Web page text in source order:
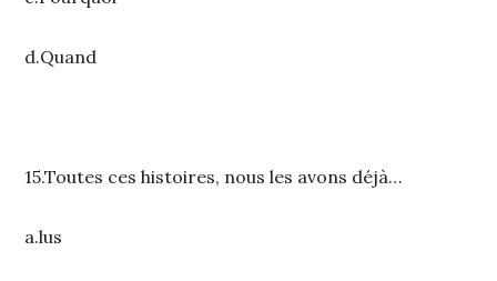
d.Quand
15.Toutes ces histoires, nous les avons déjà…
a.lus